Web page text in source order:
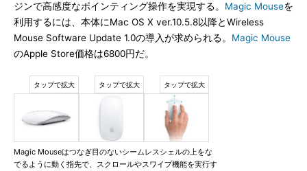
ジンで高感度なポインティング操作を実現する。 Magic Mouseを
利用するには、本体にMac OS X ver.10.5.8以降とWireless
Mouse Software Update 1.0の導入が求められる。 Magic Mouse
のApple Store価格は6800円だ。
Magic Mouseはつなぎ目のないシームレスシェルの上をな
でるように動く指先で、スクロールやスワイプ機能を実行す